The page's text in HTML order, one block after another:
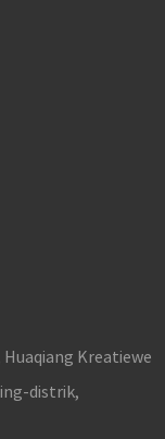
Huaqiang Kreatiewe
distrik,